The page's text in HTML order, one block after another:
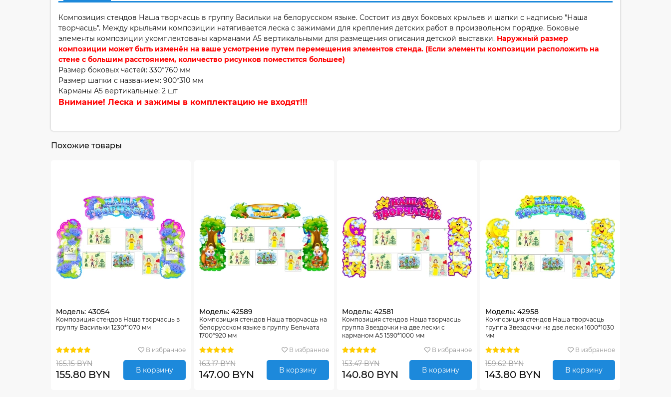
Композиция стендов Наша творчасць в группу Васильки на белорусском языке. Состоит из двух боковых крыльев и шапки с надписью "Наша
творчасць". Между крыльями композиции натягивается леска с зажимами для крепления детских работ в произвольном порядке. Боковые
элементы композиции укомплектованы карманами А5 вертикальными для размещения описания детской выставки. Наружный размер
композиции может быть изменён на ваше усмотрение путем перемещения элементов стенда. (Если элементы композиции расположить на
стене с большим расстоянием, количество рисунков поместится большее)
Размер боковых частей: 330*760 мм
Размер шапки с названием: 900*310 мм
Карманы А5 вертикальные: 2 шт
Внимание! Леска и зажимы в комплектацию не входят!!!
Похожие товары
Модель: 43054
Композиция стендов Наша творчасць в
группу Васильки 1230*1070 мм
В избранное
165.15 BYN
155.80 BYN В корзину
Модель: 42589
Композиция стендов Наша творчасць на
белорусском языке в группу Бельчата
1700*920 мм
В избранное
163.17 BYN
147.00 BYN В корзину
Модель: 42581
Композиция стендов Наша творчасць
группа Звездочки на две лески с
карманом А5 1590*1000 мм
В избранное
153.47 BYN
140.80 BYN В корзину
Модель: 42958
Композиция стендов Наша творчасць
группа Звездочки на две лески 1600*1030
мм
В избранное
159.62 BYN
143.80 BYN В корзину